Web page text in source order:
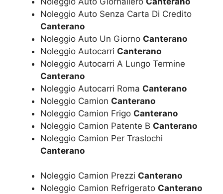
Noleggio Auto Senza Carta Di Credito
Canterano
Noleggio Auto Un Giorno Canterano
Noleggio Autocarri Canterano
Noleggio Autocarri A Lungo Termine
Canterano
Noleggio Autocarri Roma Canterano
Noleggio Camion Canterano
Noleggio Camion Frigo Canterano
Noleggio Camion Patente B Canterano
Noleggio Camion Per Traslochi
Canterano
Noleggio Camion Prezzi Canterano
Noleggio Camion Refrigerato Canterano